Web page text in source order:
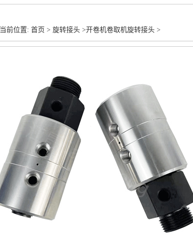
当前位置: 首页 > 旋转接头 >开卷机卷取机旋转接头 >